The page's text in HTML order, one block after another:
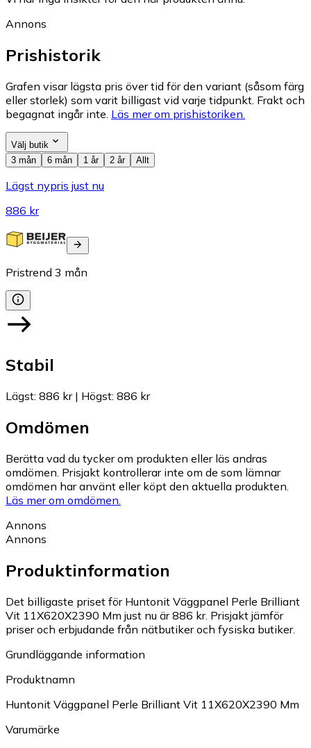
Annons
Prishistorik
Grafen visar lägsta pris över tid för den variant (såsom färg
eller storlek) som varit billigast vid varje tidpunkt. Frakt och
begagnat ingår inte. Läs mer om prishistoriken.
Välj butik
3 mån
6 mån 1 år 2 år Allt
Lägst nypris just nu
886 kr
Pristrend 3 mån
Stabil
Lägst: 886 kr| Högst: 886 kr
Omdömen
Berätta vad du tycker om produkten eller läs andras
omdömen. Prisjakt kontrollerar inte om de som lämnar
omdömen har använt eller köpt den aktuella produkten.
Läs mer om omdömen.
Annons
Annons
Produktinformation
Det billigaste priset för Huntonit Väggpanel Perle Brilliant
Vit 11X620X2390 Mm just nu är 886 kr. Prisjakt jämför
priser och erbjudande från nätbutiker och fysiska butiker.
Grundläggande information
Produktnamn
Huntonit Väggpanel Perle Brilliant Vit 11X620X2390 Mm
Varumärke